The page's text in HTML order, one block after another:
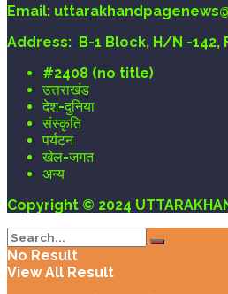
Email:
Address: B-1 Block, H/N -
#2408 (no title)
उत्तराखंड
देश-दुनिया
संस्कृति
पर्यटन
खेल-जगत
अन्य
Copyright © 2024
No Result
View All Result